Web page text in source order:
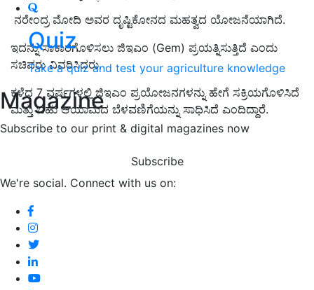
Quiz
Take a quiz and test your agriculture knowledge
Magazine
Subscribe to our print & digital magazines now
Subscribe
We're social. Connect with us on:
ನರೇಂದ್ರ ಮೋದಿ ಅವರ ದೃಷ್ಟಿಕೋನದ ಮಹತ್ವದ ಯೋಜನೆಯಾಗಿದೆ.
ಇದನ್ನು ಸಾಕಾರಗೊಳಿಸಲು ಜಿಇಎಂ (Gem) ಪ್ರಯತ್ನಿಸುತ್ತಿದೆ ಎಂದು
ಸಚಿವರು ವಿವರಿಸಿದರು.
ಕಳೆದ 7 ವರ್ಷಗಳಲ್ಲಿ ಜಿಇಎಂ ಪ್ರಯೋಜನಗಳನ್ನು ಹೇಗೆ ಸಕ್ರಿಯಗೊಳಿಸಿದೆ
ಮತ್ತು ಬಹು ಆಯಾಮದ ಬೆಳವಣಿಗೆಯನ್ನು ಸಾಧಿಸಿದೆ ಎಂದಿದ್ದಾರೆ.